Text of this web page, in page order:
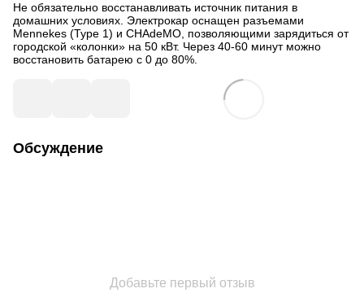
Не обязательно восстанавливать источник питания в
домашних условиях. Электрокар оснащен разъемами
Mennekes (Type 1) и CHAdeMO, позволяющими зарядиться от
городской «колонки» на 50 кВт. Через 40-60 минут можно
восстановить батарею с 0 до 80%.
Обсуждение
Добавьте первый отзыв